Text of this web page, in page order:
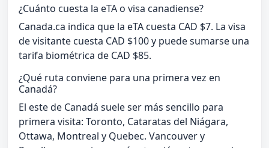
¿Cuánto cuesta la eTA o visa canadiense?
Canada.ca indica que la eTA cuesta CAD $7. La visa
de visitante cuesta CAD $100 y puede sumarse una
tarifa biométrica de CAD $85.
¿Qué ruta conviene para una primera vez en
Canadá?
El este de Canadá suele ser más sencillo para
primera visita: Toronto, Cataratas del Niágara,
Ottawa, Montreal y Quebec. Vancouver y